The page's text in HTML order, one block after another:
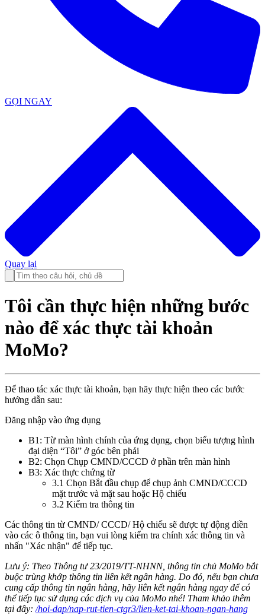
GỌI NGAY
Quay lại
Tôi cần thực hiện những bước
nào để xác thực tài khoản
MoMo?
Để thao tác xác thực tài khoản, bạn hãy thực hiện theo các bước
hướng dẫn sau:
Đăng nhập vào ứng dụng
B1: Từ màn hình chính của ứng dụng, chọn biểu tượng hình
đại diện “Tôi” ở góc bên phải
B2: Chọn Chụp CMND/CCCD ở phần trên màn hình
B3: Xác thực chứng từ
3.1 Chọn Bắt đầu chụp để chụp ảnh CMND/CCCD
mặt trước và mặt sau hoặc Hộ chiếu
3.2 Kiểm tra thông tin
Các thông tin từ CMND/ CCCD/ Hộ chiếu sẽ được tự động điền
vào các ô thông tin, bạn vui lòng kiểm tra chính xác thông tin và
nhấn "Xác nhận" để tiếp tục.
Lưu ý: Theo Thông tư 23/2019/TT-NHNN, thông tin chủ MoMo bắt
buộc trùng khớp thông tin liên kết ngân hàng. Do đó, nếu bạn chưa
cung cấp thông tin ngân hàng, hãy liên kết ngân hàng ngay để có
thể tiếp tục sử dụng các dịch vụ của MoMo nhé! Tham khảo thêm
tại đây: /hoi-dap/nap-rut-tien-ctgr3/lien-ket-tai-khoan-ngan-hang